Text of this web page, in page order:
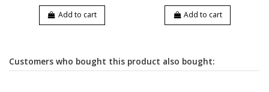
Add to cart Add to cart
Customers who bought this product also bought: